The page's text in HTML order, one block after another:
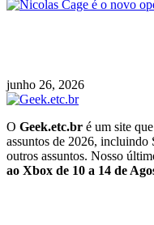
junho 26, 2026
O Geek.etc.br é um site
assuntos de 2026, incluindo
outros assuntos. Nosso
ao Xbox de 10 a 14 de